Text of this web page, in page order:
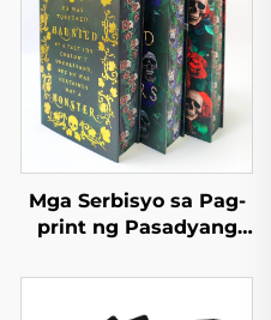
Mga Serbisyo sa Pag-
print ng Pasadyang
Offset, Hardcover, at